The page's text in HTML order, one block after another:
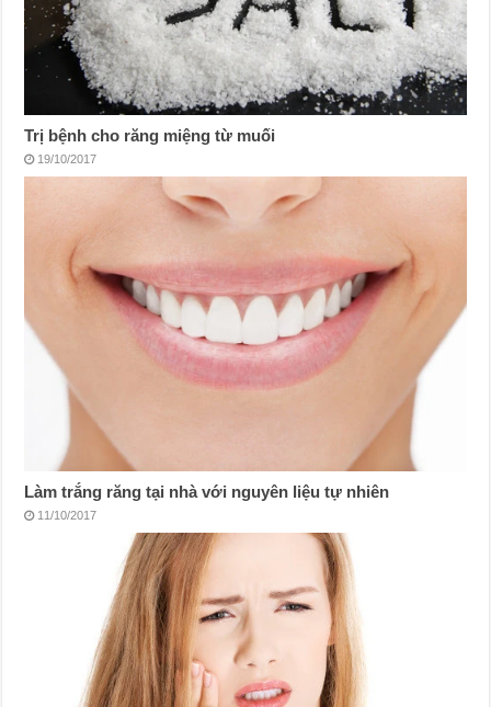
Trị bệnh cho răng miệng từ muối
19/10/2017
Làm trắng răng tại nhà với nguyên liệu tự nhiên
11/10/2017